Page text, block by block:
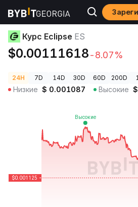
Цены криптовалют Курс Eclipse ES
Курс Eclipse ES
$0.00111618-8.07%
24H 7D 14D 30D 60D 200D
Низкие $ 0.001087 Высокие $